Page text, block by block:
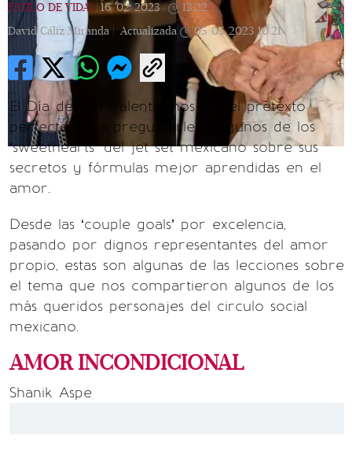
ESTILO DE VIDA | 16/02/2023 | 13:22 |
David Cáliz Miranda |
Actualizada 05/05/2023 10:21
El Día de San Valentín nos dio el pretexto
perfecto para preguntarle a algunos de los
‘sweethearts’ del jet set mexicano sobre sus
secretos y fórmulas mejor aprendidas en el
amor.
Desde las ‘couple goals’ por excelencia,
pasando por dignos representantes del amor
propio, estas son algunas de las lecciones sobre
el tema que nos compartieron algunos de los
más queridos personajes del circulo social
mexicano.
AMOR INCONDICIONAL
Shanik Aspe